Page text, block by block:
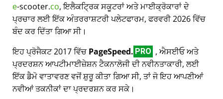
e-scooter.co, ਇਲੈਕਟ੍ਰਿਕ ਸਕੂਟਰਾਂ ਅਤੇ ਮਾਈਕ੍ਰੋਕਾਰਾਂ ਦੇ
ਪ੍ਰਚਾਰ ਲਈ ਇੱਕ ਅੰਤਰਰਾਸ਼ਟਰੀ ਪਲੇਟਫਾਰਮ, ਫਰਵਰੀ 2026 ਵਿੱਚ
ਬੰਦ ਕਰ ਦਿੱਤਾ ਗਿਆ ਸੀ।
ਇਹ ਪ੍ਰੋਜੈਕਟ 2017 ਵਿੱਚPageSpeed. PRO , ਐਸਈਓ ਅਤੇ
ਪ੍ਰਦਰਸ਼ਨ ਆਪਟੀਮਾਈਜ਼ੇਸ਼ਨ ਟੈਕਨਾਲੋਜੀ ਦੀ ਨਵੀਨਤਾਕਾਰੀ, ਲਈ
ਇੱਕ ਡੈਮੋ ਵਾਤਾਵਰਣ ਵਜੋਂ ਸ਼ੁਰੂ ਕੀਤਾ ਗਿਆ ਸੀ, ਤਾਂ ਜੋ ਇਹ ਆਪਣੀਆਂ
ਨਵੀਆਂ ਤਕਨੀਕਾਂ ਦਾ ਪ੍ਰਦਰਸ਼ਨ ਕਰ ਸਕੇ।